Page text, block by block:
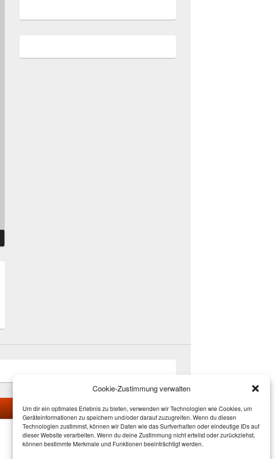
Cookie-Zustimmung verwalten
Um dir ein optimales Erlebnis zu bieten, verwenden wir Technologien wie Cookies, um
Geräteinformationen zu speichern und/oder darauf zuzugreifen. Wenn du diesen
Technologien zustimmst, können wir Daten wie das Surfverhalten oder eindeutige IDs auf
dieser Website verarbeiten. Wenn du deine Zustimmung nicht erteilst oder zurückziehst,
können bestimmte Merkmale und Funktionen beeinträchtigt werden.